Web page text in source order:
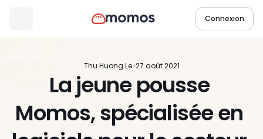
Thu Huong Le 27 août 2021
La jeune pousse
Momos, spécialisée en
Connexion